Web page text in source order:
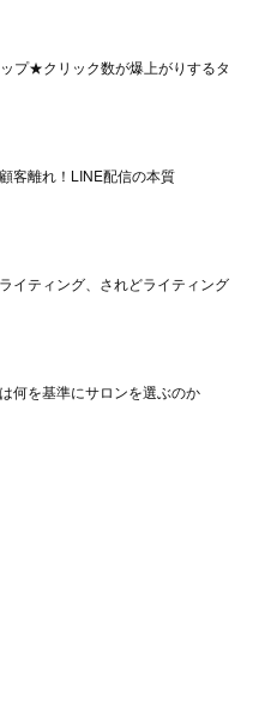
プ★クリック数が爆上がりするタ
客離れ！LINE配信の本質
イティング、されどライティング
何を基準にサロンを選ぶのか